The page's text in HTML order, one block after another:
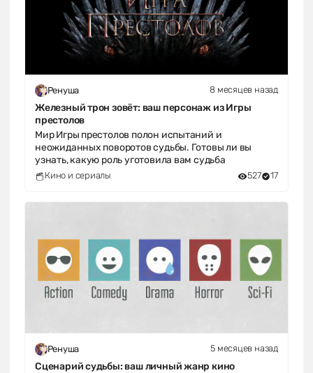
Ренуша 8 месяцев назад
Железный трон зовёт: ваш персонаж из Игры
престолов
Мир Игры престолов полон испытаний и
неожиданных поворотов судьбы. Готовы ли вы
узнать, какую роль уготовила вам судьба
Кино и сериалы 527 17
Ренуша 5 месяцев назад
Сценарий судьбы: ваш личный жанр кино